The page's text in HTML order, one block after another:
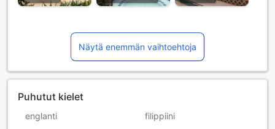
Näytä enemmän vaihtoehtoja
Puhutut kielet
englanti filippiini